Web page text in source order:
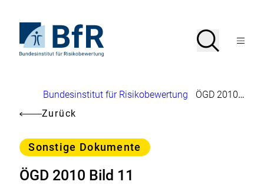
Seiteninhalt
springenStartseite
von
Suche
SucheMenü
Brotkrumennavigation
Bundesinstitut für Risikobewertung
ÖGD 2010 Bild 11
Zurück
Kategorie
Sonstige Dokumente
ÖGD 2010 Bild 11